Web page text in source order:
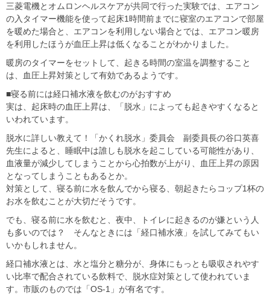
三菱電機とオムロンヘルスケアが共同で行った実験では、エアコン
の入タイマー機能を使って起床1時間前までに寝室のエアコンで部屋
を暖めた場合と、エアコンを利用しない場合とでは、エアコン暖房
を利用したほうが血圧上昇は低くなることがわかりました。
暖房のタイマーをセットして、起きる時間の室温を調整すること
は、血圧上昇対策として有効であるようです。
■寝る前には経口補水液を飲むのがおすすめ
実は、起床時の血圧上昇は、「脱水」によっても起きやすくなると
いわれています。
脱水に詳しい教えて！「かくれ脱水」委員会 副委員長の谷口英喜
先生によると、睡眠中は誰しも脱水を起こしている可能性があり、
血液量が減少してしまうことから心拍数が上がり、血圧上昇の原因
となってしまうこともあるとか。
対策として、寝る前に水を飲んでから寝る、朝起きたらコップ1杯の
お水を飲むことが大切だそうです。
でも、寝る前に水を飲むと、夜中、トイレに起きるのが嫌という人
も多いのでは？ そんなときには「経口補水液」を試してみてもい
いかもしれません。
経口補水液とは、水と塩分と糖分が、身体にもっとも吸収されやす
い比率で配合されている飲料で、脱水症対策として使われていま
す。市販のものでは「OS-1」が有名です。